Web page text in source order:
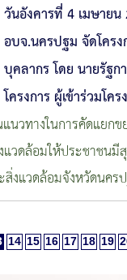
วันอังคารที่ 4 เมษาย
อบจ.นครปฐม จัดโคร
บุคลากร โดย นายรัฐ
โครงการ ผู้เข้าร่วมโ
นวทางในการคัดแ
วดล้อมให้ประชาชน
งแวดล้อมจังหวัดนคร
14 15 16 17 18 19